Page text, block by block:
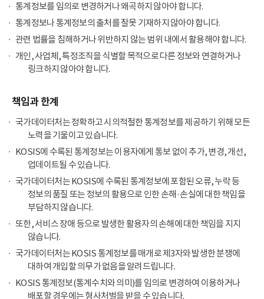
통계정보를 임의로 변경하거나 왜곡하지 않아야 합니다.
통계정보나 통계정보의 출처를 잘못 기재하지 않아야 합니다.
관련 법률을 침해하거나 위반하지 않는 범위 내에서 활용해야 합니다.
개인, 사업체, 특정조직을 식별할 목적으로 다른 정보와 연결하거나
링크하지 않아야 합니다.
책임과 한계
국가데이터처는 정확하고 시의적절한 통계정보를 제공하기 위해 모든
노력을 기울이고 있습니다.
KOSIS에 수록된 통계정보는 이용자에게 통보 없이 추가, 변경, 개선,
업데이트될 수 있습니다.
국가데이터처는 KOSIS에 수록된 통계정보에 포함된 오류, 누락 등
정보의 품질 또는 정보의 활용으로 인한 손해·손실에 대한 책임을
부담하지 않습니다.
또한, 서비스 장애 등으로 발생한 활용자의 손해에 대한 책임을 지지
않습니다.
국가데이터처는 KOSIS 통계정보를 매개로 제3자와 발생한 분쟁에
대하여 개입할 의무가 없음을 알려드립니다.
KOSIS 통계정보(통계수치와 의미)를 임의로 변경하여 이용하거나
배포할 경우에는 형사처벌을 받을 수 있습니다.